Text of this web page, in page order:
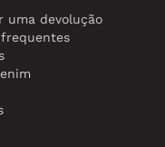
uma devolução